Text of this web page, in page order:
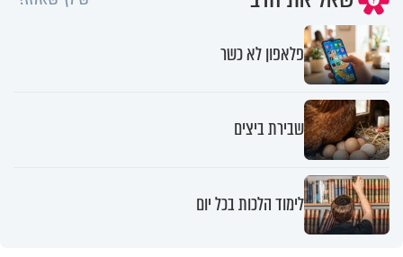
פלאפון לא כשר
שבירת ביצים
לימוד הלכות בכל יום